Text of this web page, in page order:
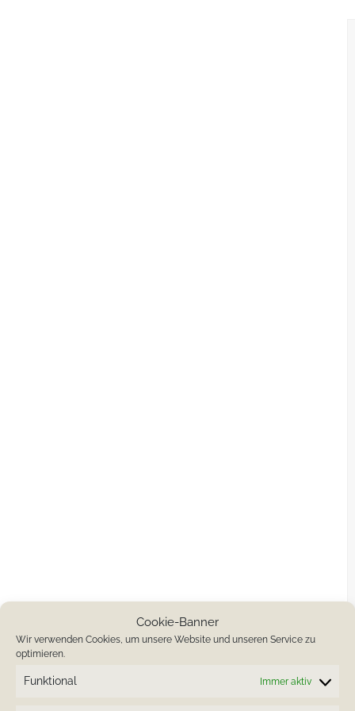
Cookie-Banner
Wir verwenden Cookies, um unsere Website und unseren Service zu
optimieren.
Funktional Immer aktiv